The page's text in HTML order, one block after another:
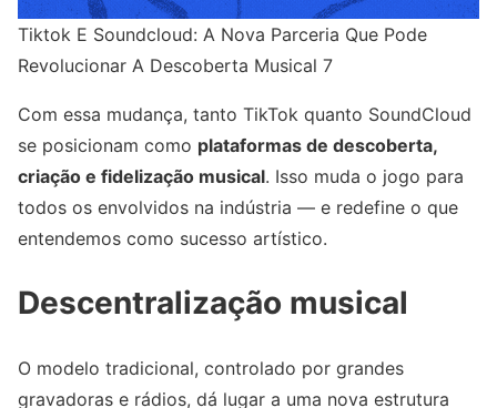
Tiktok E Soundcloud: A Nova Parceria Que Pode
Revolucionar A Descoberta Musical 7
Com essa mudança, tanto TikTok quanto SoundCloud
se posicionam como plataformas de descoberta,
criação e fidelização musical. Isso muda o jogo para
todos os envolvidos na indústria — e redefine o que
entendemos como sucesso artístico.
Descentralização musical
O modelo tradicional, controlado por grandes
gravadoras e rádios, dá lugar a uma nova estrutura